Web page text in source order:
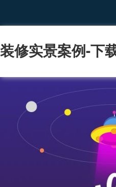
装修实景案例-下